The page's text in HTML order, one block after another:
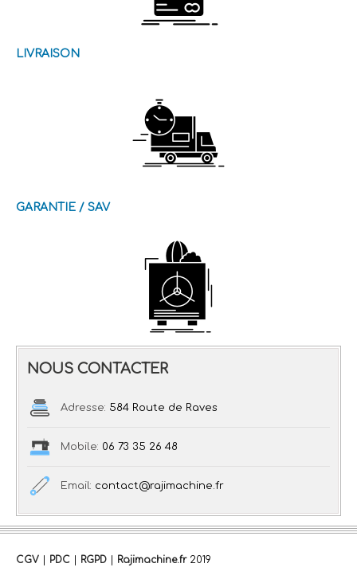
LIVRAISON
GARANTIE / SAV
NOUS CONTACTER
Adresse: 584 Route de Raves
Mobile: 06 73 35 26 48
Email: contact@rajimachine.fr
CGV PDC RGPD Rajimachine.fr2019